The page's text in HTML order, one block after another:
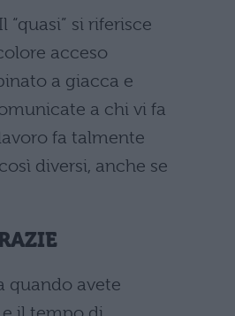
si riferisce
acceso
a giacca e
a chi vi fa
fa talmente
diversi, anche se
quando avete